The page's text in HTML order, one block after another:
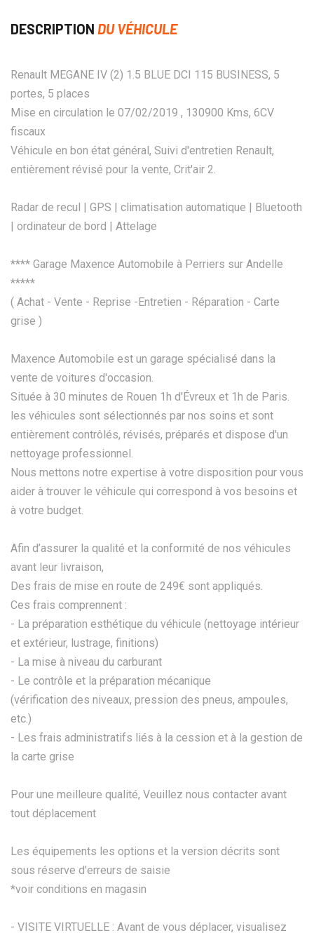
DESCRIPTION DU VÉHICULE
Renault MEGANE IV (2) 1.5 BLUE DCI 115 BUSINESS, 5
portes, 5 places
Mise en circulation le 07/02/2019 , 130900 Kms, 6CV
fiscaux
Véhicule en bon état général, Suivi d'entretien Renault,
entièrement révisé pour la vente, Crit'air 2.
Radar de recul | GPS | climatisation automatique | Bluetooth
| ordinateur de bord | Attelage
**** Garage Maxence Automobile à Perriers sur Andelle
*****
( Achat - Vente - Reprise -Entretien - Réparation - Carte
grise )
Maxence Automobile est un garage spécialisé dans la
vente de voitures d'occasion.
Située à 30 minutes de Rouen 1h d'Évreux et 1h de Paris.
les véhicules sont sélectionnés par nos soins et sont
entièrement contrôlés, révisés, préparés et dispose d'un
nettoyage professionnel.
Nous mettons notre expertise à votre disposition pour vous
aider à trouver le véhicule qui correspond à vos besoins et
à votre budget.
Afin d’assurer la qualité et la conformité de nos véhicules
avant leur livraison,
Des frais de mise en route de 249€ sont appliqués.
Ces frais comprennent :
- La préparation esthétique du véhicule (nettoyage intérieur
et extérieur, lustrage, finitions)
- La mise à niveau du carburant
- Le contrôle et la préparation mécanique
(vérification des niveaux, pression des pneus, ampoules,
etc.)
- Les frais administratifs liés à la cession et à la gestion de
la carte grise
Pour une meilleure qualité, Veuillez nous contacter avant
tout déplacement
Les équipements les options et la version décrits sont
sous réserve d'erreurs de saisie
*voir conditions en magasin
- VISITE VIRTUELLE : Avant de vous déplacer, visualisez